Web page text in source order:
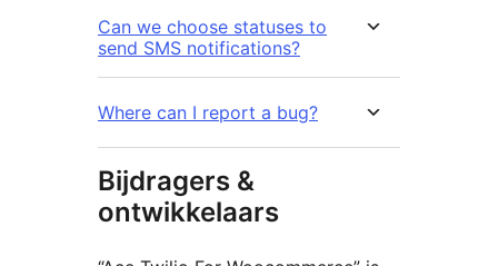
Can we choose statuses to
send SMS notifications?
Where can I report a bug?
Bijdragers &
ontwikkelaars